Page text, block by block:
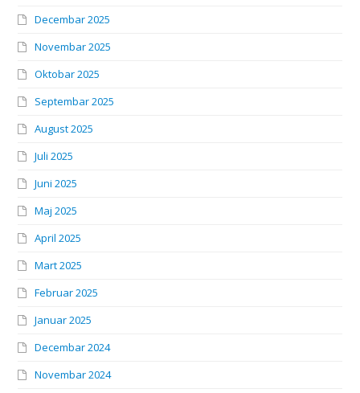
Decembar 2025
Novembar 2025
Oktobar 2025
Septembar 2025
August 2025
Juli 2025
Juni 2025
Maj 2025
April 2025
Mart 2025
Februar 2025
Januar 2025
Decembar 2024
Novembar 2024